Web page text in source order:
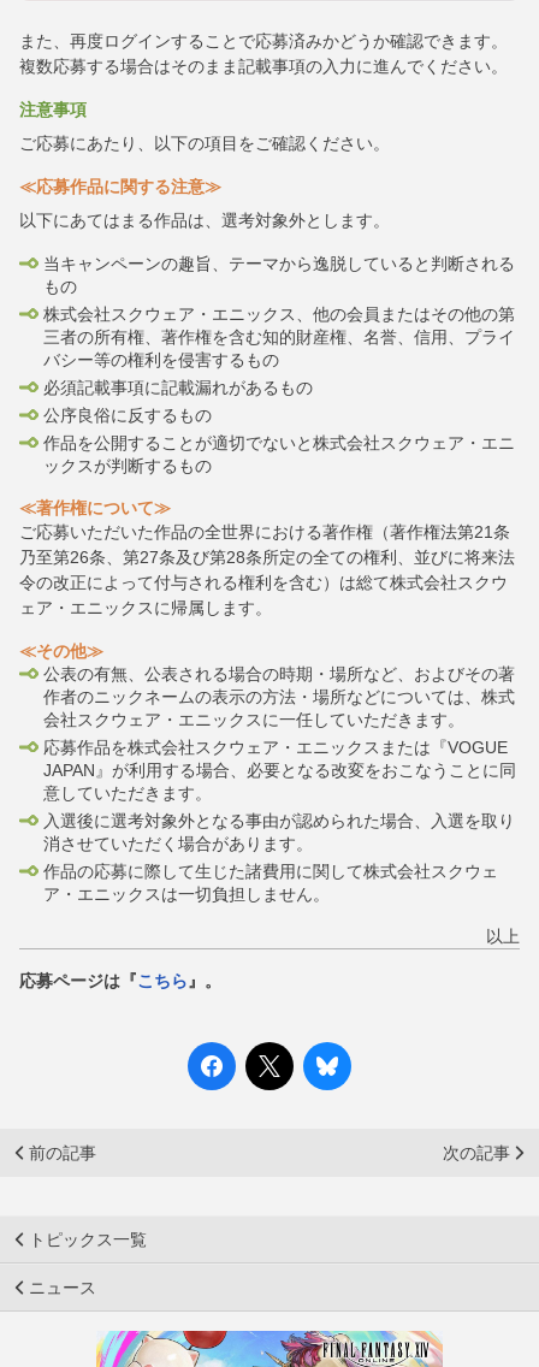
また、再度ログインすることで応募済みかどうか確認できます。
複数応募する場合はそのまま記載事項の入力に進んでください。
注意事項
ご応募にあたり、以下の項目をご確認ください。
≪応募作品に関する注意≫
以下にあてはまる作品は、選考対象外とします。
当キャンペーンの趣旨、テーマから逸脱していると判断される
もの
株式会社スクウェア・エニックス、他の会員またはその他の第
三者の所有権、著作権を含む知的財産権、名誉、信用、プライ
バシー等の権利を侵害するもの
必須記載事項に記載漏れがあるもの
公序良俗に反するもの
作品を公開することが適切でないと株式会社スクウェア・エニ
ックスが判断するもの
≪著作権について≫
ご応募いただいた作品の全世界における著作権（著作権法第21条
乃至第26条、第27条及び第28条所定の全ての権利、並びに将来法
令の改正によって付与される権利を含む）は総て株式会社スクウ
ェア・エニックスに帰属します。
≪その他≫
公表の有無、公表される場合の時期・場所など、およびその著
作者のニックネームの表示の方法・場所などについては、株式
会社スクウェア・エニックスに一任していただきます。
応募作品を株式会社スクウェア・エニックスまたは『VOGUE
JAPAN』が利用する場合、必要となる改変をおこなうことに同
意していただきます。
入選後に選考対象外となる事由が認められた場合、入選を取り
消させていただく場合があります。
作品の応募に際して生じた諸費用に関して株式会社スクウェ
ア・エニックスは一切負担しません。
以上
応募ページは『こちら 』。
前の記事 次の記事
トピックス一覧
ニュース